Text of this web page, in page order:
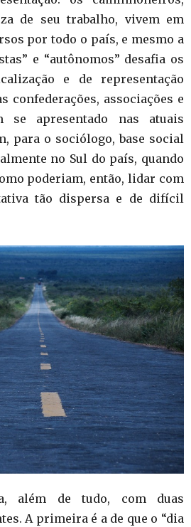
de seu trabalho, vivem em
por todo o país, e mesmo a
e “autônomos” desafia os
e de representação
confederações, associações e
se apresentado nas atuais
para o sociólogo, base social
no Sul do país, quando
poderiam, então, lidar com
tão dispersa e de difícil
além de tudo, com duas
A primeira é a de que o “dia